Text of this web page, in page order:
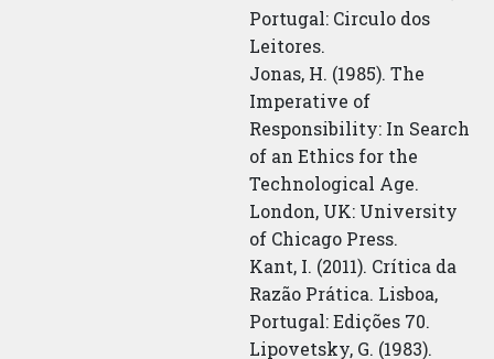
Portugal: Circulo dos
Leitores.
Jonas, H. (1985). The
Imperative of
Responsibility: In Search
of an Ethics for the
Technological Age.
London, UK: University
of Chicago Press.
Kant, I. (2011). Crítica da
Razão Prática. Lisboa,
Portugal: Edições 70.
Lipovetsky, G. (1983).